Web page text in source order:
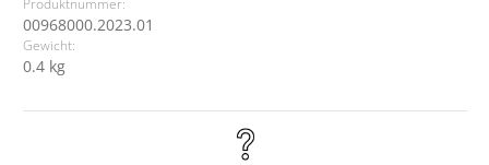
Produktnummer:
00968000.2023.01
Gewicht:
0.4 kg